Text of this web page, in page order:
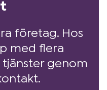
företag. Hos
med flera
tjänster genom